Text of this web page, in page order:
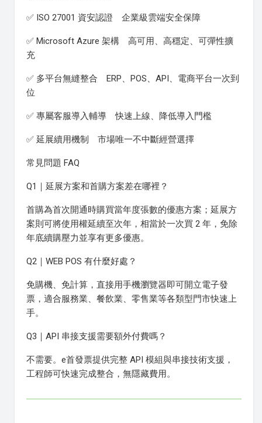
✅ ISO 27001 資安認證 企業級雲端安全保障
✅ Microsoft Azure 架構 高可用、高穩定、可彈性擴
充
✅ 多平台無縫整合 ERP、POS、API、電商平台一次到
位
✅ 專屬客服導入輔導 快速上線、降低導入門檻
✅ 延展續用機制 市場唯一不中斷經營選擇
常見問題 FAQ
Q1｜延展方案和首購方案差在哪裡？
首購為首次開通時購買當年度張數的優惠方案；延展方
案則可將使用權延續至次年，相當於一次買 2 年，免除
年底續購壓力並享有更多優惠。
Q2｜WEB POS 有什麼好處？
免購機、免計算，直接用手機瀏覽器即可開立電子發
票，適合服務業、餐飲業、零售業等各類型門市快速上
手。
Q3｜API 串接支援需要額外付費嗎？
不需要。e首發票提供完整 API 模組與串接技術支援，
工程師可快速完成整合，無隱藏費用。